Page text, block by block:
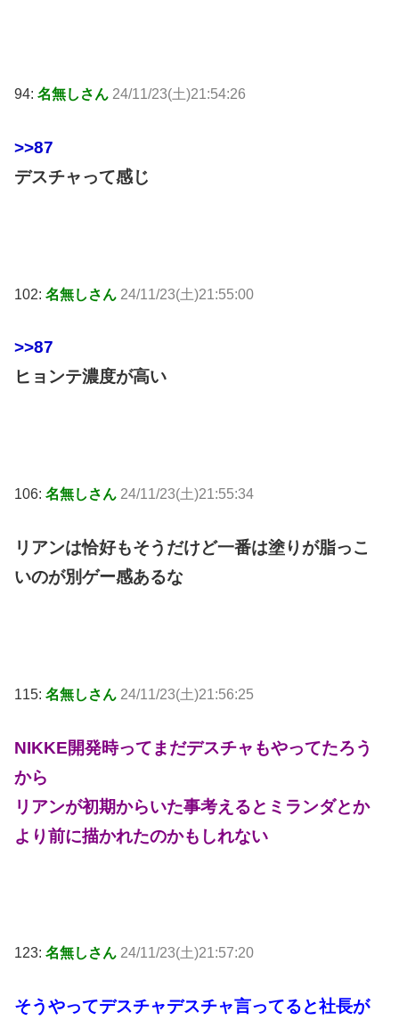
94: 名無しさん 24/11/23(土)21:54:26
>>87
デスチャって感じ
102: 名無しさん 24/11/23(土)21:55:00
>>87
ヒョンテ濃度が高い
106: 名無しさん 24/11/23(土)21:55:34
リアンは恰好もそうだけど一番は塗りが脂っこ
いのが別ゲー感あるな
115: 名無しさん 24/11/23(土)21:56:25
NIKKE開発時ってまだデスチャもやってたろう
から
リアンが初期からいた事考えるとミランダとか
より前に描かれたのかもしれない
123: 名無しさん 24/11/23(土)21:57:20
そうやってデスチャデスチャ言ってると社長が